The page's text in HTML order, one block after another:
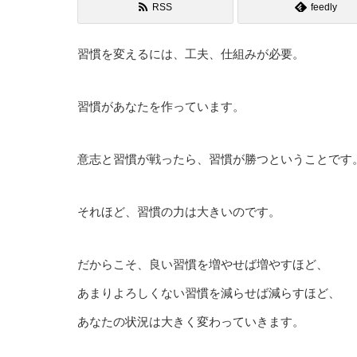
RSS feedly
習慣を変えるには、工夫、仕組みが必要。
習慣があなたを作っています。
意志と習慣が戦ったら、習慣が勝つということです。
それほど、習慣の力は大きいのです。
だからこそ、良い習慣を増やせば増やすほど、
あまりよろしくない習慣を減らせば減らすほど、
あなたの状況は大きく変わっていきます。